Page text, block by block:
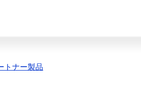
トナー製品